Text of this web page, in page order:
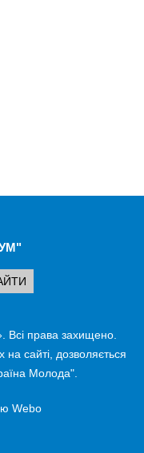
права захищено.
на сайті, дозволяється
Молода".
Webo